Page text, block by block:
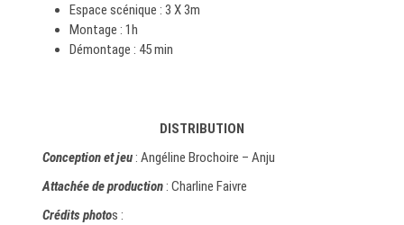
Espace scénique : 3 X 3m
Montage : 1h
Démontage : 45 min
DISTRIBUTION
Conception et jeu: Angéline Brochoire – Anju
Attachée de production: Charline Faivre
Crédits photos :